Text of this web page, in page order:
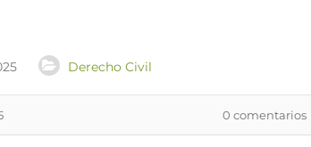
Derecho Civil
0 comentarios